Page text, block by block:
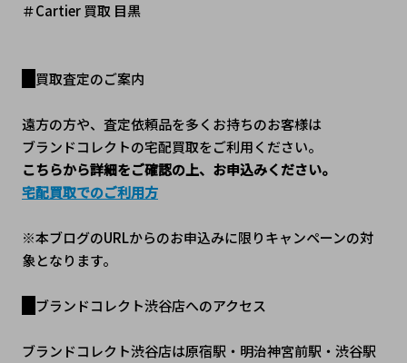
＃Cartier 買取 目黒
買取査定のご案内
遠方の方や、査定依頼品を多くお持ちのお客様は
ブランドコレクトの宅配買取をご利用ください。
こちらから詳細をご確認の上、お申込みください。
宅配買取でのご利用方
※本ブログのURLからのお申込みに限りキャンペーンの対
象となります。
ブランドコレクト渋谷店へのアクセス
ブランドコレクト渋谷店は原宿駅・明治神宮前駅・渋谷駅